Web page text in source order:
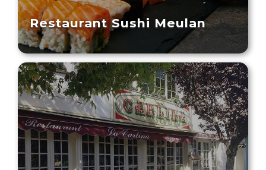
Restaurant Sushi Meulan